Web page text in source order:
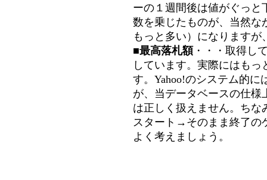
ーの１週間後は値がぐっと
数を乗じたものが、当然な
もっと多い）になります
■最高落札額 ・・・取得し
しています。実際にはも
す。Yahoo!のシステム的に
が、当データベースの仕様
は正しく扱えません。ちな
スタート→そのまま終了の
よく考えましょう。